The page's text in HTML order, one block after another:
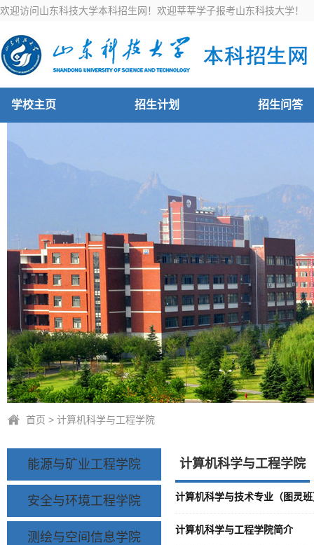
欢迎访问山东科技大学本科招生网！欢迎莘莘学子报考山东科技大学！
学校主页 招生计划 招生问答
首页 > 计算机科学与工程学院
能源与矿业工程学院
安全与环境工程学院
测绘与空间信息学院
计算机科学与工程学院
计算机科学与技术专业（图灵
计算机科学与工程学院简介